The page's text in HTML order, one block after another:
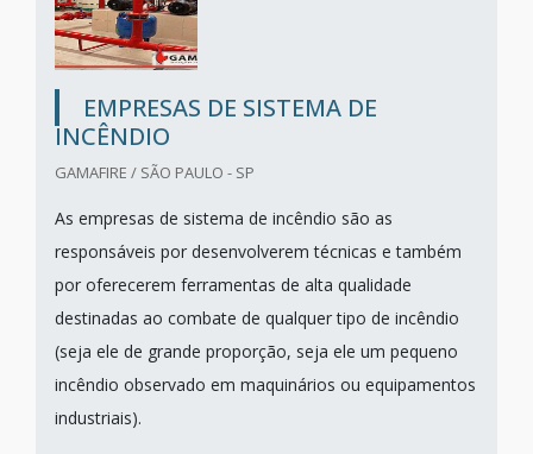
EMPRESAS DE SISTEMA DE
INCÊNDIO
GAMAFIRE / SÃO PAULO - SP
As empresas de sistema de incêndio são as
responsáveis por desenvolverem técnicas e também
por oferecerem ferramentas de alta qualidade
destinadas ao combate de qualquer tipo de incêndio
(seja ele de grande proporção, seja ele um pequeno
incêndio observado em maquinários ou equipamentos
industriais).